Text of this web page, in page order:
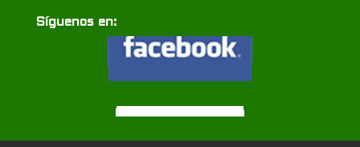
Síguenos en: